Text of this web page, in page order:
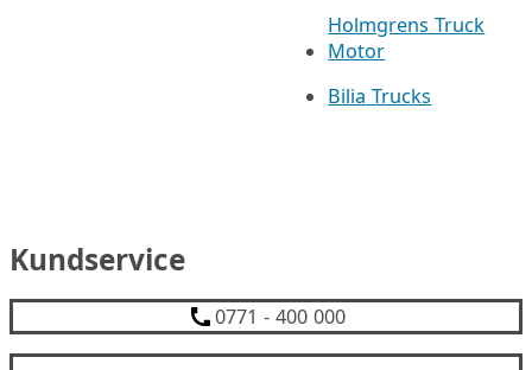
Holmgrens Truck
Motor
Bilia Trucks
Kundservice
0771 - 400 000